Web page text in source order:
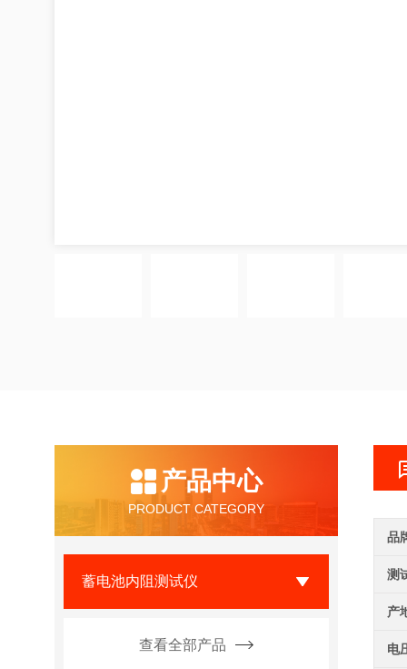
产品中心
PRODUCT CATEGORY
蓄电池内阻测试仪
查看全部产品
品
测
产
电